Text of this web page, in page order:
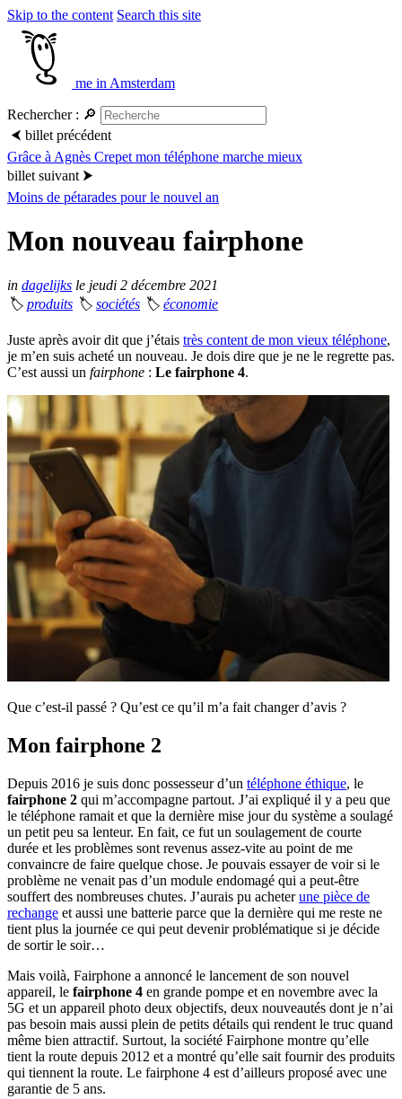
Skip to the content Search this site
me in Amsterdam
Rechercher : 🔎
⮜ billet précédent
Grâce à Agnès Crepet mon téléphone marche mieux
billet suivant ⮞
Moins de pétarades pour le nouvel an
Mon nouveau fairphone
in dagelijks le jeudi 2 décembre 2021
🏷 produits 🏷 sociétés 🏷 économie
Juste après avoir dit que j’étais très content de mon vieux téléphone,
je m’en suis acheté un nouveau. Je dois dire que je ne le regrette pas.
C’est aussi un fairphone : Le fairphone 4.
Que c’est-il passé ? Qu’est ce qu’il m’a fait changer d’avis ?
Mon fairphone 2
Depuis 2016 je suis donc possesseur d’un téléphone éthique, le
fairphone 2 qui m’accompagne partout. J’ai expliqué il y a peu que
le téléphone ramait et que la dernière mise jour du système a soulagé
un petit peu sa lenteur. En fait, ce fut un soulagement de courte
durée et les problèmes sont revenus assez-vite au point de me
convaincre de faire quelque chose. Je pouvais essayer de voir si le
problème ne venait pas d’un module endomagé qui a peut-être
souffert des nombreuses chutes. J’aurais pu acheterune pièce de
rechange et aussi une batterie parce que la dernière qui me reste ne
tient plus la journée ce qui peut devenir problématique si je décide
de sortir le soir…
Mais voilà, Fairphone a annoncé le lancement de son nouvel
appareil, le fairphone 4 en grande pompe et en novembre avec la
5G et un appareil photo deux objectifs, deux nouveautés dont je n’ai
pas besoin mais aussi plein de petits détails qui rendent le truc quand
même bien attractif. Surtout, la société Fairphone montre qu’elle
tient la route depuis 2012 et a montré qu’elle sait fournir des produits
qui tiennent la route. Le fairphone 4 est d’ailleurs proposé avec une
garantie de 5 ans.